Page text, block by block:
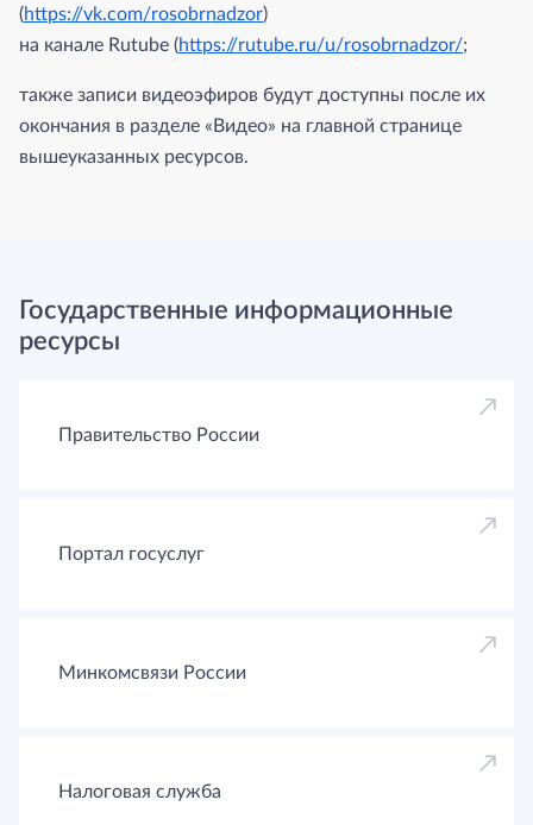
(https://vk.com/rosobrnadzor)
на канале Rutube (https://rutube.ru/u/rosobrnadzor/;
также записи видеоэфиров будут доступны после их
окончания в разделе «Видео» на главной странице
вышеуказанных ресурсов.
Государственные информационные
ресурсы
Правительство России
Портал госуслуг
Минкомсвязи России
Налоговая служба